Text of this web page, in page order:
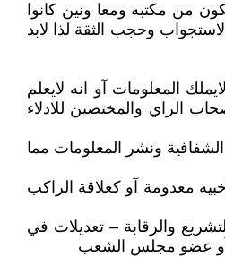
من مكتبه ومعا ونين كانوا
وحجب الثقة لذا لابد
المعلومات آو انه لايعلم
الراي والمختصين للادلاء
ونشر المعلومات مما
معدومة آو كعلاقة الراكب
والرقابة – تعديلات في
آو عضو مجلس الشعب